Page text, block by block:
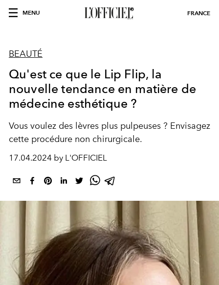
MENU FRANCE
BEAUTÉ
Qu'est ce que le Lip Flip, la
nouvelle tendance en matière de
médecine esthétique ?
Vous voulez des lèvres plus pulpeuses ? Envisagez
cette procédure non chirurgicale.
17.04.2024 by L'OFFICIEL